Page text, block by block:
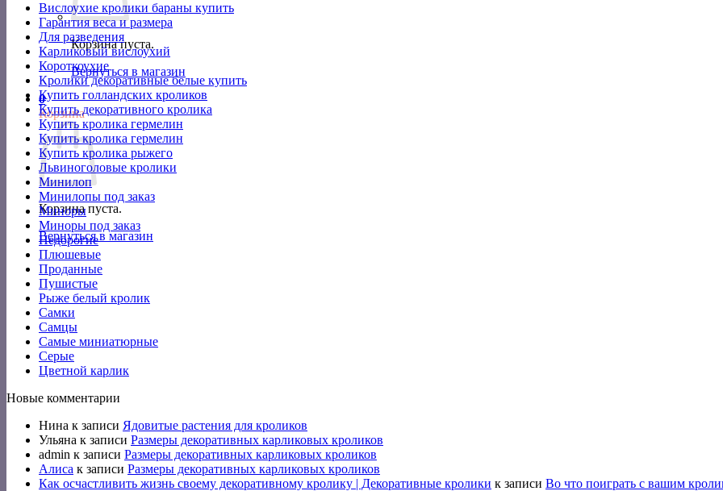
Корзина пуста.
Вернуться в магазин
0
Корзина
Корзина пуста.
Вернуться в магазин
Вислоухие кролики бараны купить
Гарантия веса и размера
Для разведения
Карликовый вислоухий
Короткоухие
Кролики декоративные белые купить
Купить голландских кроликов
Купить декоративного кролика
Купить кролика гермелин
Купить кролика гермелин
Купить кролика рыжего
Львиноголовые кролики
Минилоп
Минилопы под заказ
Миноры
Миноры под заказ
Недорогие
Плюшевые
Проданные
Пушистые
Рыже белый кролик
Самки
Самцы
Самые миниатюрные
Серые
Цветной карлик
Новые комментарии
Нина к записи Ядовитые растения для кроликов
Ульяна к записи Размеры декоративных карликовых кроликов
admin к записи Размеры декоративных карликовых кроликов
Алиса к записи Размеры декоративных карликовых кроликов
Как осчастливить жизнь своему декоративному кролику | Декоративные кролики к записи Во что поиграть с вашим